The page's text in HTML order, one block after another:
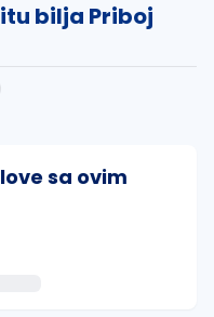
bilja Priboj
sa ovim